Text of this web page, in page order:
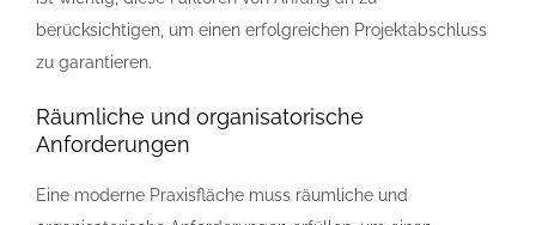
berücksichtigen, um einen erfolgreichen Projektabschluss
zu garantieren.
Räumliche und organisatorische
Anforderungen
Eine moderne Praxisfläche muss räumliche und